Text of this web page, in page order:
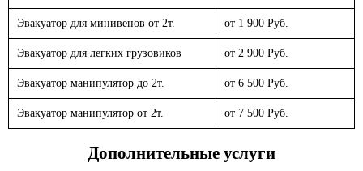
Эвакуатор для минивенов от 2т. от 1 900 Руб.
Эвакуатор для легких грузовиков от 2 900 Руб.
Эвакуатор манипулятор до 2т. от 6 500 Руб.
Эвакуатор манипулятор от 2т. от 7 500 Руб.
Дополнительные услуги